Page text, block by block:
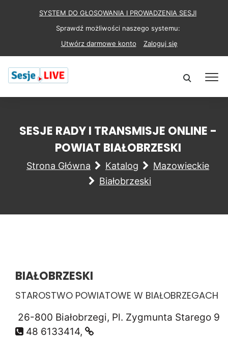
SYSTEM DO GŁOSOWANIA I PROWADZENIA SESJI
Sprawdź możliwości naszego systemu:
Utwórz darmowe konto
Zaloguj się
SESJE RADY I TRANSMISJE ONLINE -
POWIAT BIAŁOBRZESKI
Strona Główna Katalog
Mazowieckie
Białobrzeski
BIAŁOBRZESKI
STAROSTWO POWIATOWE W BIAŁOBRZEGACH
26-800 Białobrzegi, Pl. Zygmunta Starego 9
48 6133414,